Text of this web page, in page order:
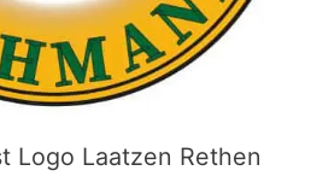
Logo Laatzen Rethen